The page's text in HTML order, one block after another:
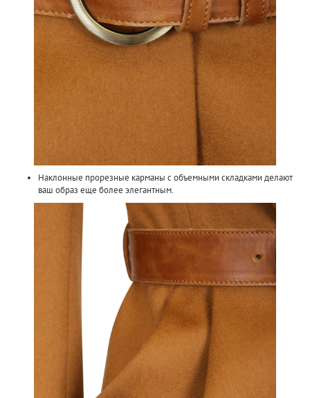
Наклонные прорезные карманы с объемными складками делают
ваш образ еще более элегантным.